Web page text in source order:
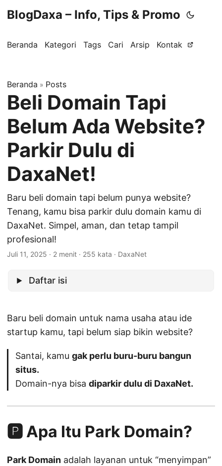
BlogDaxa – Info, Tips & Promo
Beranda Kategori Tags Cari Arsip Kontak
Beranda » Posts
Beli Domain Tapi
Belum Ada Website?
Parkir Dulu di
DaxaNet!
Baru beli domain tapi belum punya website?
Tenang, kamu bisa parkir dulu domain kamu di
DaxaNet. Simpel, aman, dan tetap tampil
profesional!
Juli 11, 2025 · 2 menit · 255 kata · DaxaNet
Daftar isi
Baru beli domain untuk nama usaha atau ide
startup kamu, tapi belum siap bikin website?
Santai, kamu gak perlu buru-buru bangun
situs.
Domain-nya bisa diparkir dulu di DaxaNet.
🅿️ Apa Itu Park Domain?
Park Domain adalah layanan untuk “menyimpan”